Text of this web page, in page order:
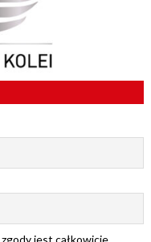
jest całkowicie